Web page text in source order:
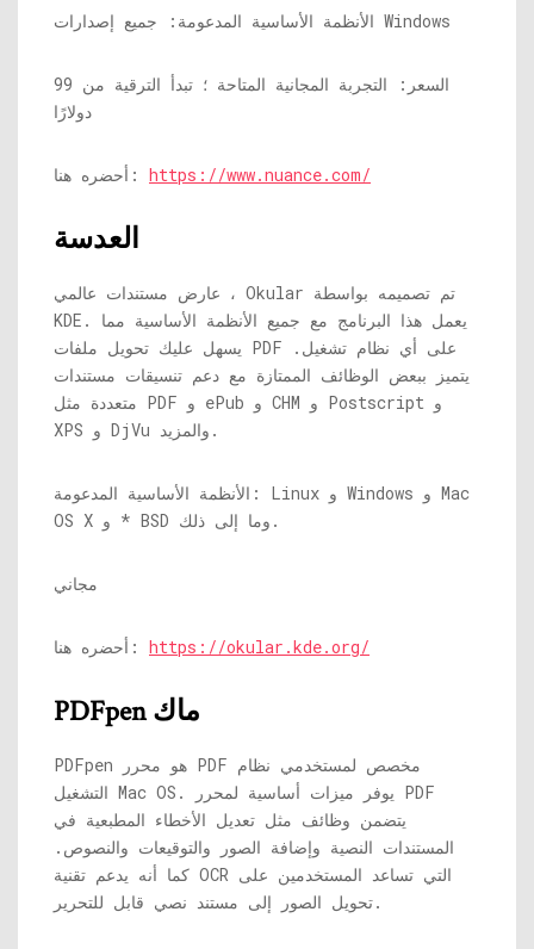
الأنظمة الأساسية المدعومة: جميع إصدارات Windows
السعر: التجربة المجانية المتاحة ؛ تبدأ الترقية من 99
دولارًا
أحضره هنا: https://www.nuance.com/
العدسة
عارض مستندات عالمي ، Okular تم تصميمه بواسطة
KDE. يعمل هذا البرنامج مع جميع الأنظمة الأساسية مما
يسهل عليك تحويل ملفات PDF على أي نظام تشغيل.
يتميز ببعض الوظائف الممتازة مع دعم تنسيقات مستندات
متعددة مثل PDF و ePub و CHM و Postscript و
XPS و DjVu والمزيد.
الأنظمة الأساسية المدعومة: Linux و Windows و Mac
OS X و * BSD وما إلى ذلك.
مجاني
أحضره هنا: https://okular.kde.org/
PDFpen ماك
PDFpen هو محرر PDF مخصص لمستخدمي نظام
التشغيل Mac OS. يوفر ميزات أساسية لمحرر PDF
يتضمن وظائف مثل تعديل الأخطاء المطبعية في
المستندات النصية وإضافة الصور والتوقيعات والنصوص.
كما أنه يدعم تقنية OCR التي تساعد المستخدمين على
تحويل الصور إلى مستند نصي قابل للتحرير.